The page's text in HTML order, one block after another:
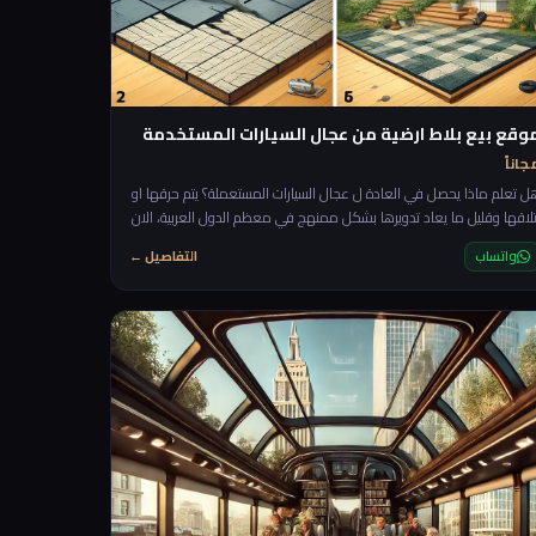
بيع بلاط ارضية من عجال السيارات المستخدمة
تعلم ماذا يحصل في العادة ل عجال السيارات المستعملة؟ يتم حرقها او
وقليل ما يعاد تدويرها بشكل ممنهج في معظم الدول العربية، الان
فكرة مربحة جدا وانا اضمن لك الطلب عليها لانها عملية جدا حتى
بعض الحالات افضل من البلاط الحجري العادي خاصة في ارضيات
النوادي الرياضية (Gyms) ارضيات الحدائق وغيرها. الية التنفيذ: سنحتاج فقط
الجزء العلوي من عجل السيارة سيتم قطعة بشكل متناسق على طول
واتساب التفاصيل ←